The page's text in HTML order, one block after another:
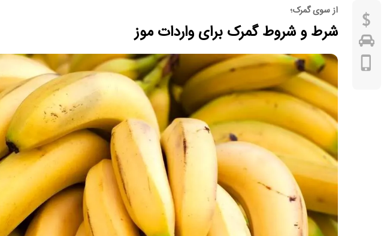
از سوی گمرک؛
شرط و شروط گمرک برای واردات موز